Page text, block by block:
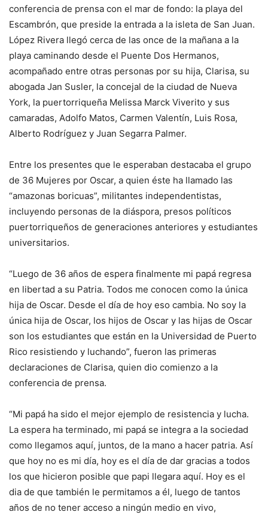
conferencia de prensa con el mar de fondo: la playa del
Escambrón, que preside la entrada a la isleta de San Juan.
López Rivera llegó cerca de las once de la mañana a la
playa caminando desde el Puente Dos Hermanos,
acompañado entre otras personas por su hija, Clarisa, su
abogada Jan Susler, la concejal de la ciudad de Nueva
York, la puertorriqueña Melissa Marck Viverito y sus
camaradas, Adolfo Matos, Carmen Valentín, Luis Rosa,
Alberto Rodríguez y Juan Segarra Palmer.
Entre los presentes que le esperaban destacaba el grupo
de 36 Mujeres por Oscar, a quien éste ha llamado las
“amazonas boricuas”, militantes independentistas,
incluyendo personas de la diáspora, presos políticos
puertorriqueños de generaciones anteriores y estudiantes
universitarios.
“Luego de 36 años de espera finalmente mi papá regresa
en libertad a su Patria. Todos me conocen como la única
hija de Oscar. Desde el día de hoy eso cambia. No soy la
única hija de Oscar, los hijos de Oscar y las hijas de Oscar
son los estudiantes que están en la Universidad de Puerto
Rico resistiendo y luchando”, fueron las primeras
declaraciones de Clarisa, quien dio comienzo a la
conferencia de prensa.
“Mi papá ha sido el mejor ejemplo de resistencia y lucha.
La espera ha terminado, mi papá se integra a la sociedad
como llegamos aquí, juntos, de la mano a hacer patria. Así
que hoy no es mi día, hoy es el día de dar gracias a todos
los que hicieron posible que papi llegara aquí. Hoy es el
dia de que también le permitamos a él, luego de tantos
años de no tener acceso a ningún medio en vivo,